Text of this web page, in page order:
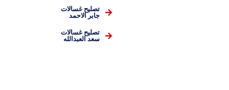
تصليح غسالات
جابر الاحمد
تصليح غسالات
سعد العبدالله